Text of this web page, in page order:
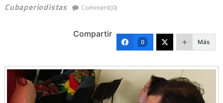
Cubaperiodistas
Comment(0)
Compartir
0 Más